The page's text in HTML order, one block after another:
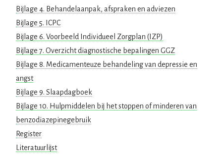
Bijlage 4. Behandelaanpak, afspraken en adviezen
Bijlage 5. ICPC
Bijlage 6. Voorbeeld Individueel Zorgplan (IZP)
Bijlage 7. Overzicht diagnostische bepalingen GGZ
Bijlage 8. Medicamenteuze behandeling van depressie en
angst
Bijlage 9. Slaapdagboek
Bijlage 10. Hulpmiddelen bij het stoppen of minderen van
benzodiazepinegebruik
Register
Literatuurlijst